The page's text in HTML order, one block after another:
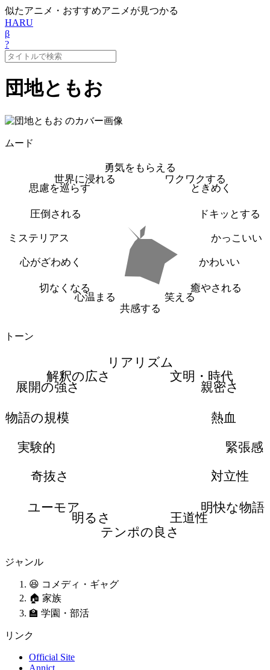
似たアニメ・おすすめアニメが見つかる
HARU
β
?
団地ともお
ムード
勇気をもらえる
ワクワクする
ときめく
ドキッとする
かっこいい
かわいい
癒やされる
笑える
共感する
心温まる
切なくなる
心がざわめく
ミステリアス
圧倒される
思慮を巡らす
世界に浸れる
トーン
リアリズム
文明・時代
親密さ
熱血
緊張感
対立性
明快な物語
王道性
テンポの良さ
明るさ
ユーモア
奇抜さ
実験的
物語の規模
展開の強さ
解釈の広さ
ジャンル
😆 コメディ・ギャグ
🏠 家族
🏫 学園・部活
リンク
Official Site
Annict